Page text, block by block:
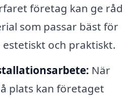
företag kan ge råd
som passar bäst för
och praktiskt.
När
plats kan företaget